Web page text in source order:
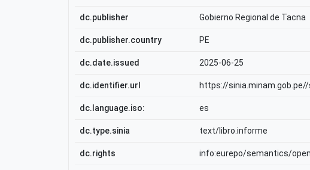
dc.publisher Gobierno Regional de Tacna
dc.publisher.country PE
dc.date.issued 2025-06-25
dc.identifier.url https://
dc.language.iso: es
dc.type.sinia text/libro.informe
dc.rights info:eurepo/semantics/